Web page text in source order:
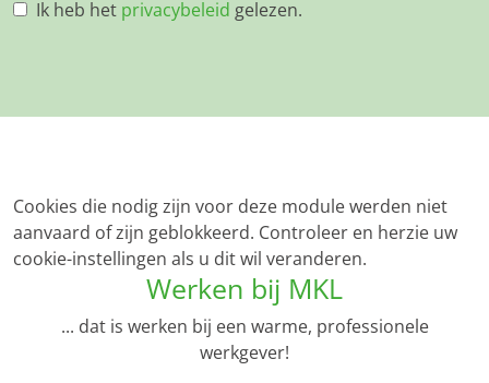
Ik heb het privacybeleid gelezen.
Cookies die nodig zijn voor deze module werden niet
aanvaard of zijn geblokkeerd. Controleer en herzie uw
cookie-instellingen als u dit wil veranderen.
Werken bij MKL
... dat is werken bij een warme, professionele
werkgever!